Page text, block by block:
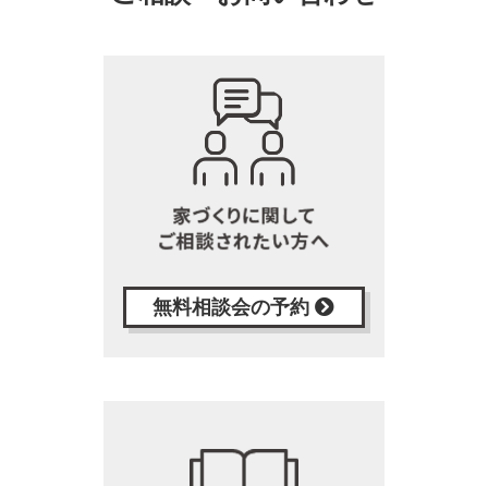
無料相談会の予約